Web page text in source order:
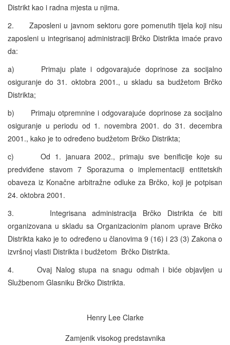
Distrikt kao i radna mjesta u njima.
2. Zaposleni u javnom sektoru gore pomenutih tijela koji nisu
zaposleni u integrisanoj administraciji Brčko Distrikta imaće pravo
da:
a) Primaju plate i odgovarajuće doprinose za socijalno
osiguranje do 31. oktobra 2001., u skladu sa budžetom Brčko
Distrikta;
b) Primaju otpremnine i odgovarajuće doprinose za socijalno
osiguranje u periodu od 1. novembra 2001. do 31. decembra
2001., kako je to određeno budžetom Brčko Distrikta;
c) Od 1. januara 2002., primaju sve benificije koje su
predviđene stavom 7 Sporazuma o implementaciji entitetskih
obaveza iz Konačne arbitražne odluke za Brčko, koji je potpisan
24. oktobra 2001.
3. Integrisana administracija Brčko Distrikta će biti
organizovana u skladu sa Organizacionim planom uprave Brčko
Distrikta kako je to određeno u članovima 9 (16) i 23 (3) Zakona o
izvršnoj vlasti Distrikta i budžetom Brčko Distrikta.
4. Ovaj Nalog stupa na snagu odmah i biće objavljen u
Službenom Glasniku Brčko Distrikta.
Henry Lee Clarke
Zamjenik visokog predstavnika